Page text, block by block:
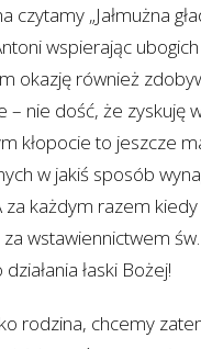
czytamy „Jałmużna
wspierając
okazję również
– nie dość, że zyskuję
kłopocie to jeszcze
w jakiś sposób
za każdym razem
za wstawiennictwem
łaski Bożej!
rodzina, chcemy